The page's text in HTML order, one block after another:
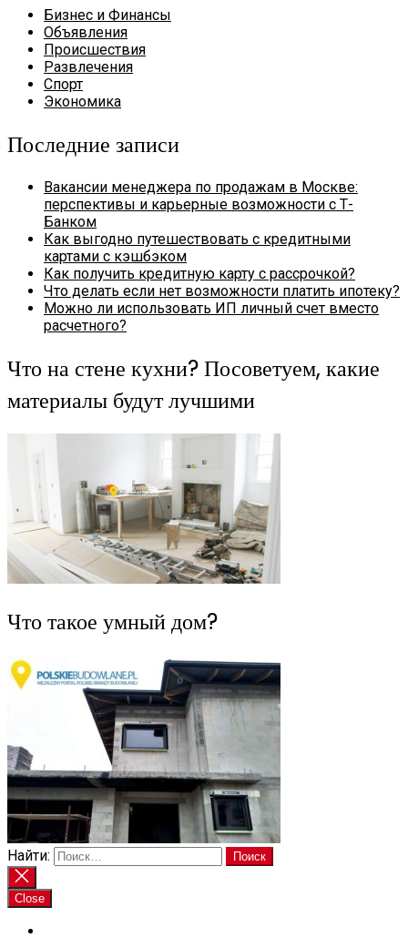
Бизнес и Финансы
Объявления
Происшествия
Развлечения
Спорт
Экономика
Последние записи
Вакансии менеджера по продажам в Москве:
перспективы и карьерные возможности с Т-
Банком
Как выгодно путешествовать с кредитными
картами с кэшбэком
Как получить кредитную карту с рассрочкой?
Что делать если нет возможности платить ипотеку?
Можно ли использовать ИП личный счет вместо
расчетного?
Что на стене кухни? Посоветуем, какие
материалы будут лучшими
Что такое умный дом?
Найти:
Close